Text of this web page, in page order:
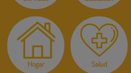
Hogar Salud